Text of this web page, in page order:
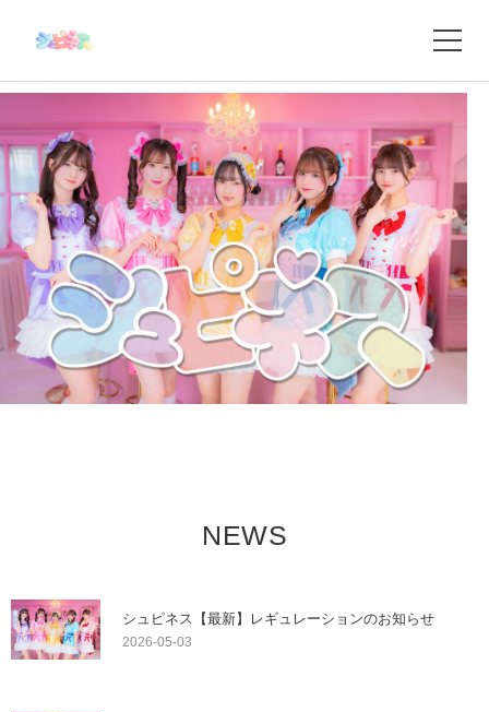
NEWS
シュピネス【最新】レギュレーションのお知らせ
2026-05-03